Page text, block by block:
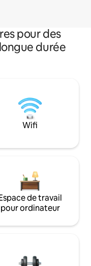
pour des
durée
Wifi
de travail
pour ordinateur